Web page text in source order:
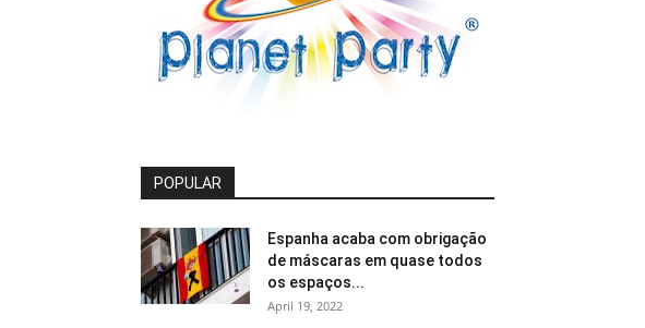
POPULAR
Espanha acaba com obrigação
de máscaras em quase todos
os espaços...
April 19, 2022